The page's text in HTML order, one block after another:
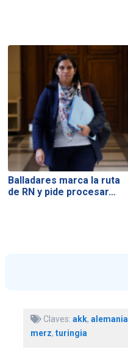
Balladares marca la ruta
de RN y pide procesar…
Claves: akk, alemania
merz, turingia